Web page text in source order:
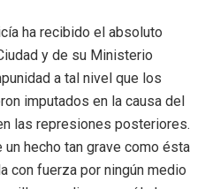
ha recibido el absoluto
y de su Ministerio
a tal nivel que los
imputados en la causa del
las represiones posteriores.
hecho tan grave como ésta
con fuerza por ningún medio